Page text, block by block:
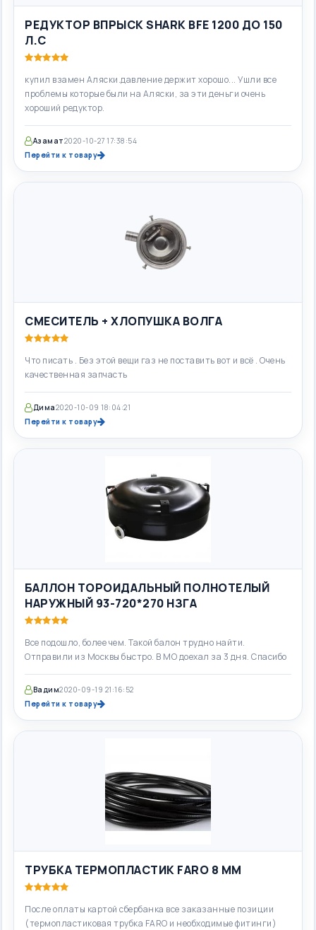
РЕДУКТОР ВПРЫСК SHARK BFE 1200 ДО 150
Л.С
купил взамен Аляски.давление держит хорошо... Ушли все
проблемы которые были на Аляски, за эти деньги очень
хороший редуктор.
Азамат2020-10-27 17:38:54
Перейти к товару
СМЕСИТЕЛЬ + ХЛОПУШКА ВОЛГА
Что писать . Без этой вещи газ не поставить вот и всё . Очень
качественная запчасть
Дима2020-10-09 18:04:21
Перейти к товару
БАЛЛОН ТОРОИДАЛЬНЫЙ ПОЛНОТЕЛЫЙ
НАРУЖНЫЙ 93-720*270 НЗГА
Все подошло, более чем. Такой балон трудно найти.
Отправили из Москвы быстро. В МО доехал за 3 дня. Спасибо
Вадим2020-09-19 21:16:52
Перейти к товару
ТРУБКА ТЕРМОПЛАСТИК FARO 8 ММ
После оплаты картой сбербанка все заказанные позиции
(термопластиковая трубка FARO и необходимые фитинги)